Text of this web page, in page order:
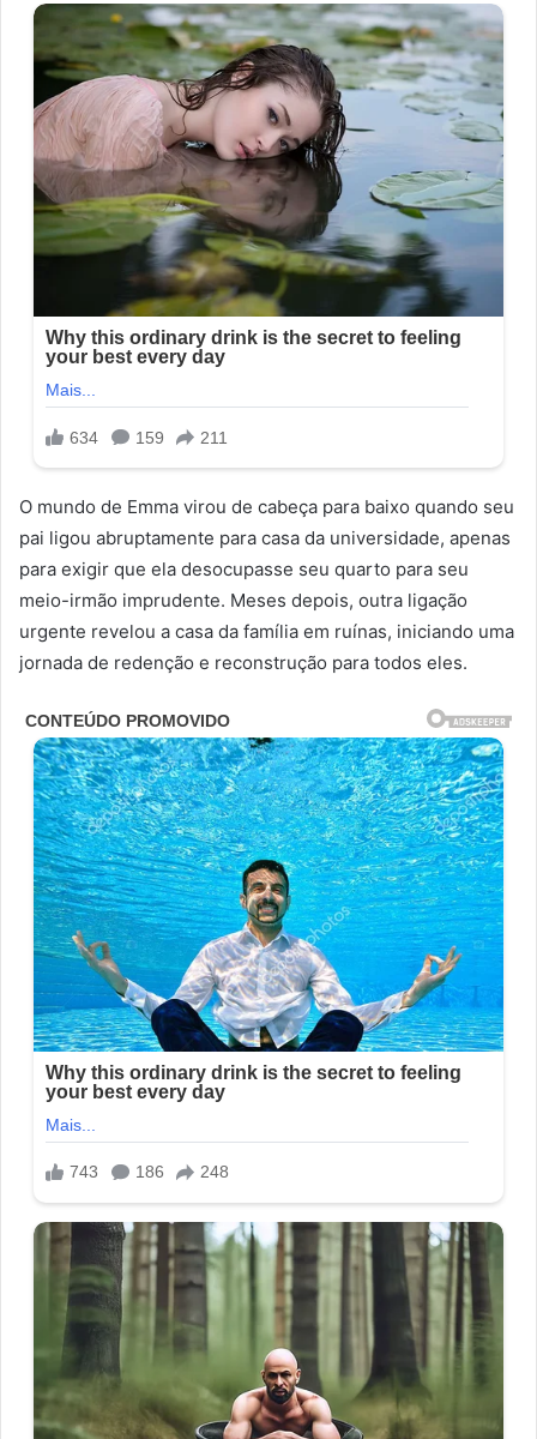
O mundo de Emma virou de cabeça para baixo quando seu
pai ligou abruptamente para casa da universidade, apenas
para exigir que ela desocupasse seu quarto para seu
meio-irmão imprudente. Meses depois, outra ligação
urgente revelou a casa da família em ruínas, iniciando uma
jornada de redenção e reconstrução para todos eles.